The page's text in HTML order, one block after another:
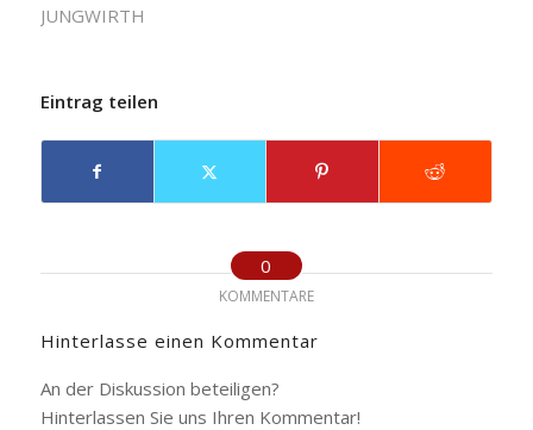
JUNGWIRTH
Eintrag teilen
0
KOMMENTARE
Hinterlasse einen Kommentar
An der Diskussion beteiligen?
Hinterlassen Sie uns Ihren Kommentar!